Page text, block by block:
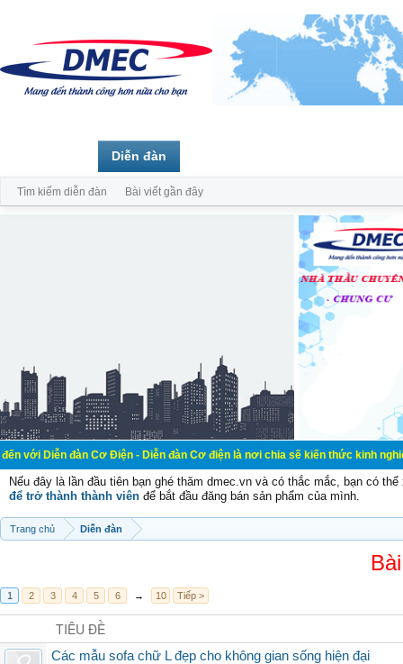
Cơ Điện - Diễn đàn Cơ điện là nơi chia sẽ kiến thức kinh nghiệm trong
Nếu đây là lần đầu tiên bạn ghé thăm dmec.vn và có thắc mắc, bạn có
để trở thành thành viên để bắt đầu đăng bán sản phẩm của mình.
Trang chủ Diễn đàn
1 2 3 4 5 6 → 10 Tiếp >
TIÊU ĐỀ
Các mẫu sofa chữ L đẹp cho không gian sống hiện đại
Diễn đàn
Tìm kiếm diễn đàn Bài viết gần đây